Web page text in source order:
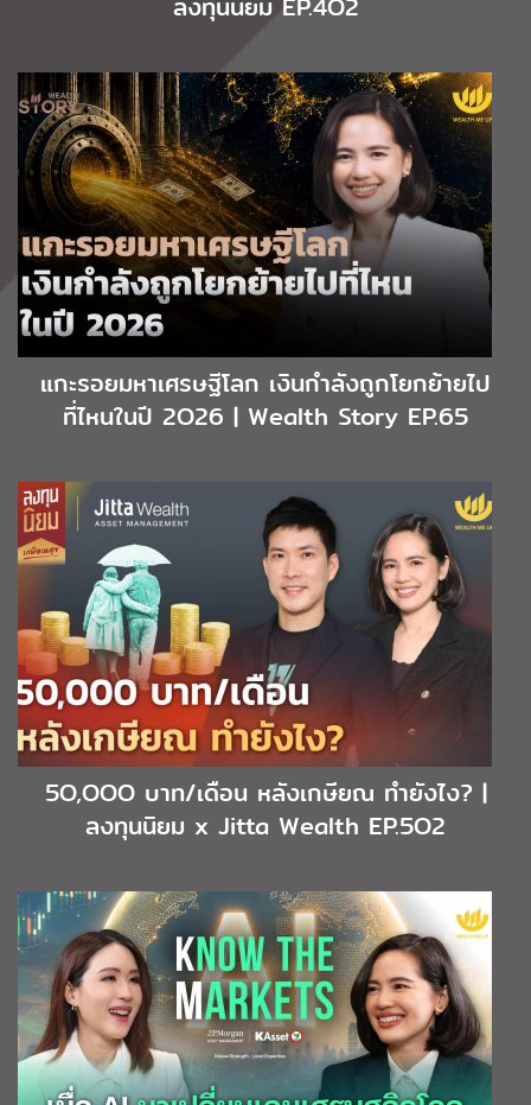
ลงทุนนิยม EP.4O2
แกะรอยมหาเศรษฐีโลก เงินกำลังถูกโยกย้ายไป
ที่ไหนในปี 2O26 | Wealth Story EP.65
5O,OOO บาท/เดือน หลังเกษียณ ทำยังไง? |
ลงทุนนิยม x Jitta Wealth EP.5O2